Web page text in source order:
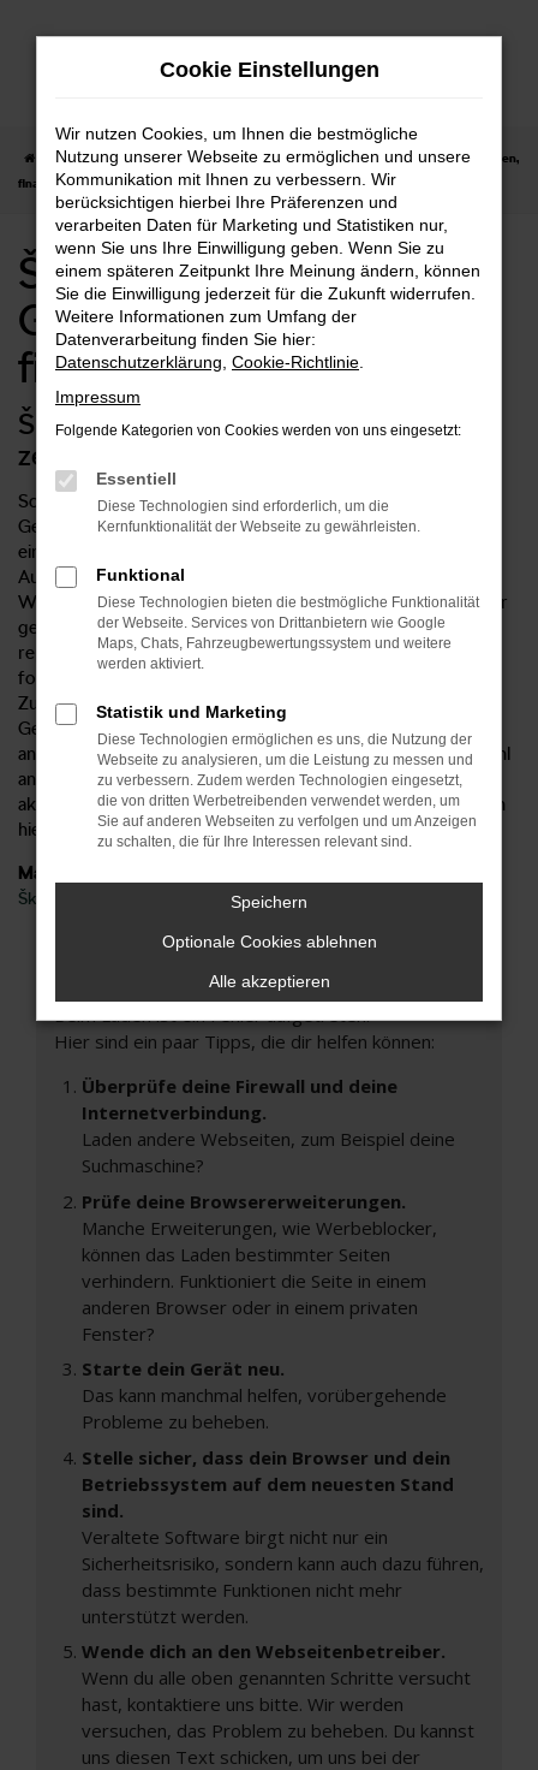
Zum
Startseite Škoda Škoda Octavia
Škoda Octavia Gebrauchtwagen kaufen,
finanzieren, leasen
Škoda Octavia
Gebrauchtwagen kaufen,
finanzieren, leasen
Škoda Octavia Gebrauchtwagen:
zeitlose Qualität
Schnäppchenjäger aufgepasst: mit einem Škoda Octavia
Gebrauchtwagen kommen Sie besonders preisgünstig zu
einem neuen Fahrzeug. Wir sind seit rund 60 Jahren in der
Automobilbranche tätig und unterhalten eine eigene
Werkstatt. Entsprechend versteht sich von selbst, dass jeder
gebrauchte Škoda Octavia umfangreich geprüft und ggf.
repariert wird, bevor er in den Verkauf gelangt. Anders
formuliert, stellen wir sicher, dass Sie in ein Fahrzeug in Top-
Zustand steigen und übernehmen hierfür gerne auch die
Gewährleistung. Als Spezialist für den Škoda Octavia und
andere Modelle der Marke halten wir stets ein große Auswahl
an Fahrzeugen auf Lager. Gerne nehmen wir auch Ihren
aktuellen Gebrauchtwagen in Zahlung und unterbreiten Ihnen
hierfür ein gutes Angebot.
Marken
Škoda
Beim Laden ist ein Fehler aufgetreten.
Hier sind ein paar Tipps, die dir helfen können:
Überprüfe deine Firewall und deine
Internetverbindung.
Laden andere Webseiten, zum Beispiel deine
Suchmaschine?
Prüfe deine Browsererweiterungen.
Manche Erweiterungen, wie Werbeblocker,
können das Laden bestimmter Seiten
verhindern. Funktioniert die Seite in einem
anderen Browser oder in einem privaten
Fenster?
Starte dein Gerät neu.
Das kann manchmal helfen, vorübergehende
Probleme zu beheben.
Stelle sicher, dass dein Browser und dein
Betriebssystem auf dem neuesten Stand
sind.
Veraltete Software birgt nicht nur ein
Sicherheitsrisiko, sondern kann auch dazu führen,
dass bestimmte Funktionen nicht mehr
unterstützt werden.
Wende dich an den Webseitenbetreiber.
Wenn du alle oben genannten Schritte versucht
hast, kontaktiere uns bitte. Wir werden
versuchen, das Problem zu beheben. Du kannst
uns diesen Text schicken, um uns bei der
Cookie Einstellungen
Wir nutzen Cookies, um Ihnen die bestmögliche
Nutzung unserer Webseite zu ermöglichen und unsere
Kommunikation mit Ihnen zu verbessern. Wir
berücksichtigen hierbei Ihre Präferenzen und
verarbeiten Daten für Marketing und Statistiken nur,
wenn Sie uns Ihre Einwilligung geben. Wenn Sie zu
einem späteren Zeitpunkt Ihre Meinung ändern, können
Sie die Einwilligung jederzeit für die Zukunft widerrufen.
Weitere Informationen zum Umfang der
Datenverarbeitung finden Sie hier:
Datenschutzerklärung Cookie-Richtlinie
Impressum
Folgende Kategorien von Cookies werden von uns eingesetzt:
Essentiell
Diese Technologien sind erforderlich, um die
Kernfunktionalität der Webseite zu gewährleisten.
Funktional
Diese Technologien bieten die bestmögliche Funktionalität
der Webseite. Services von Drittanbietern wie Google
Maps, Chats, Fahrzeugbewertungssystem und weitere
werden aktiviert.
Statistik und Marketing
Diese Technologien ermöglichen es uns, die Nutzung der
Webseite zu analysieren, um die Leistung zu messen und
zu verbessern. Zudem werden Technologien eingesetzt,
die von dritten Werbetreibenden verwendet werden, um
Sie auf anderen Webseiten zu verfolgen und um Anzeigen
zu schalten, die für Ihre Interessen relevant sind.
Speichern
Optionale Cookies ablehnen
Alle akzeptieren